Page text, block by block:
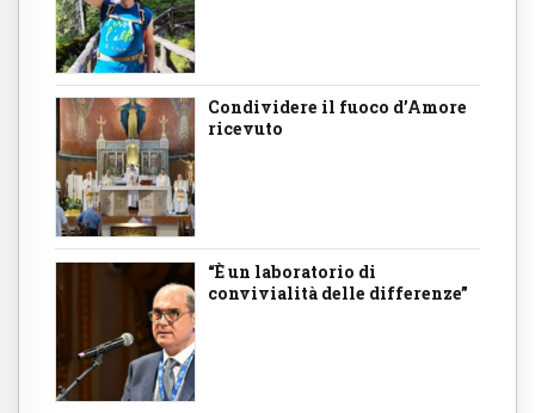
Condividere il fuoco d’Amore
ricevuto
“È un laboratorio di
convivialità delle differenze”